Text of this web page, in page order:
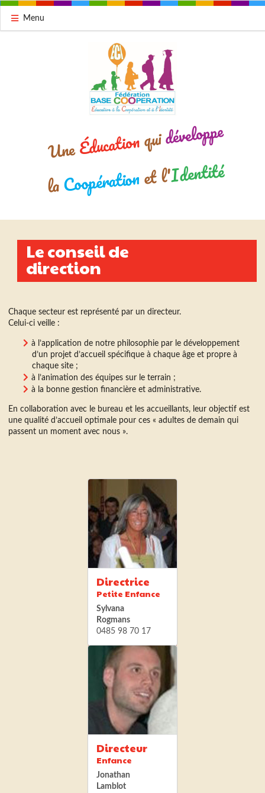
UneÉducationquidéveloppe
laCoopérationet l'Identité
Menu
Le conseil de
direction
Chaque secteur est représenté par un directeur.
Celui-ci veille :
à l’application de notre philosophie par le développement
d’un projet d’accueil spécifique à chaque âge et propre à
chaque site ;
à l’animation des équipes sur le terrain ;
à la bonne gestion financière et administrative.
En collaboration avec le bureau et les accueillants, leur objectif est
une qualité d’accueil optimale pour ces « adultes de demain qui
passent un moment avec nous ».
Directrice
Petite Enfance
Sylvana
Rogmans
0485 98 70 17
Directeur
Enfance
Jonathan
Lamblot